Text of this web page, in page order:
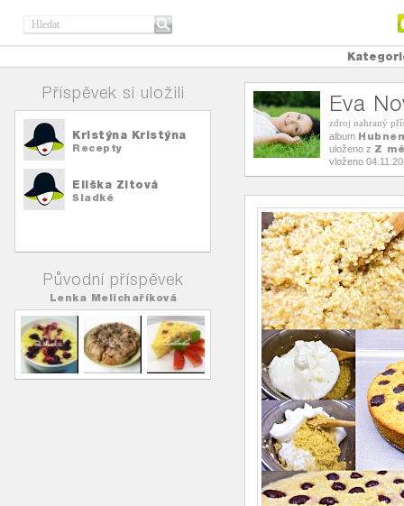
Příspěvek si uložili
Kristýna Kristýna
Recepty
Eliška Zitová
Sladké
Původní příspěvek
Lenka Melichaříková
Eva
zdroj nahraný
album
uloženo z Z
vloženo